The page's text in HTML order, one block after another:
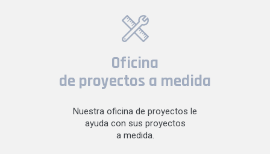
Oficina
de proyectos a medida
Nuestra oficina de proyectos le
ayuda con sus proyectos
a medida.